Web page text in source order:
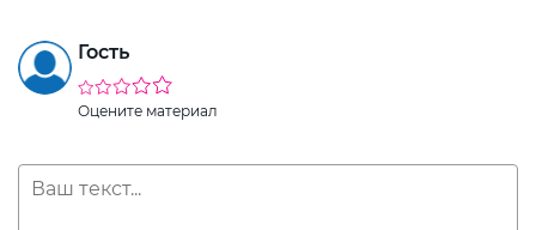
Гость
Оцените материал